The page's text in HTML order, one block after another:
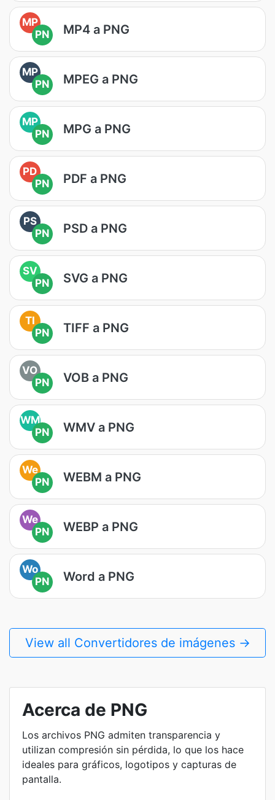
MP
PN
MP4 a PNG
MP
PN
MPEG a PNG
MP
PN
MPG a PNG
PD
PN
PDF a PNG
PS
PN
PSD a PNG
SV
PN
SVG a PNG
TI
PN
TIFF a PNG
VO
PN
VOB a PNG
WM
PN
WMV a PNG
We
PN
WEBM a PNG
We
PN
WEBP a PNG
Wo
PN
Word a PNG
View all Convertidores de imágenes →
Acerca de PNG
Los archivos PNG admiten transparencia y
utilizan compresión sin pérdida, lo que los hace
ideales para gráficos, logotipos y capturas de
pantalla.